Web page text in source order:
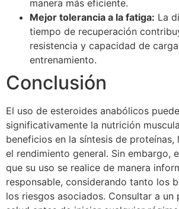
manera más eficiente.
Mejor tolerancia a la fatiga: La
tiempo de recuperación
resistencia y capacidad de
entrenamiento.
Conclusión
El uso de esteroides anabólicos
significativamente la nutrición
beneficios en la síntesis de proteínas,
el rendimiento general. Sin embargo,
que su uso se realice de manera
responsable, considerando tanto los
los riesgos asociados. Consultar a un